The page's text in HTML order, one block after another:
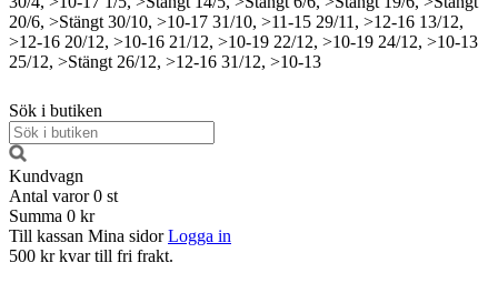
20/6, >Stängt 30/10, >10-17 31/10, >11-15 29/11, >12-16 13/12,
>12-16 20/12, >10-16 21/12, >10-19 22/12, >10-19 24/12, >10-13
25/12, >Stängt 26/12, >12-16 31/12, >10-13
Sök i butiken
Kundvagn
Antal varor 0 st
Summa 0 kr
Till kassan Mina sidor Logga in
500 kr kvar till fri frakt.